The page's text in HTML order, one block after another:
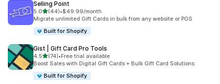
Selling Point
5.0별 5개 중
(44)
총 리뷰 44개
•$49.99/month
Migrate unlimited Gift Cards in bulk from any website or POS
Built for Shopify
Gist | Gift Card Pro Tools
4.5별 5개 중
(74)
총 리뷰 74개
•Free trial available
Boost Sales with Digital Gift Cards + Bulk Gift Card Solutions
Built for Shopify